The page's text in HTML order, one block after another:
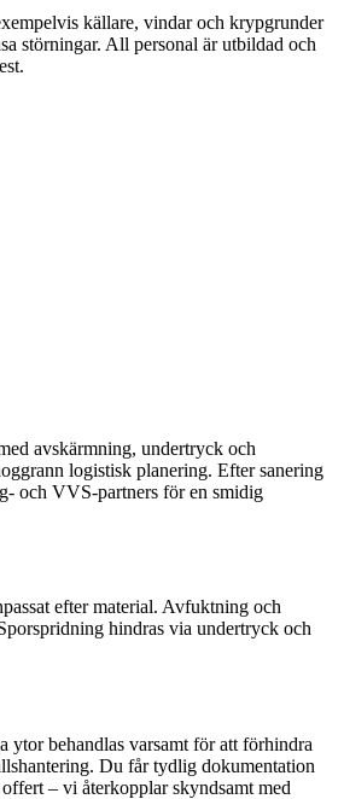
källare, vindar och krypgrunder
störningar. All personal är utbildad och
avskärmning, undertryck och
logistisk planering. Efter sanering
och VVS-partners för en smidig
efter material. Avfuktning och
hindras via undertryck och
ytor behandlas varsamt för att förhindra
Du får tydlig dokumentation
– vi återkopplar skyndsamt med